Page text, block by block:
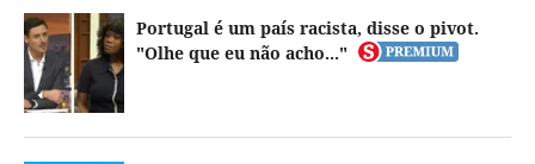
Portugal é um país racista, disse o pivot.
"Olhe que eu não acho..."